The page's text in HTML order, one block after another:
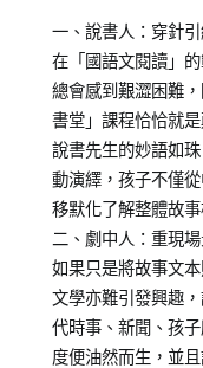
一、說書人：穿針
在「國語文閱讀」
總會感到艱澀困難
書堂」課程恰恰就
說書先生的妙語如
動演繹，孩子不僅
移默化了解整體故事
二、劇中人：重現
如果只是將故事文
文學亦難引發興趣
代時事、新聞、孩
度便油然而生，並